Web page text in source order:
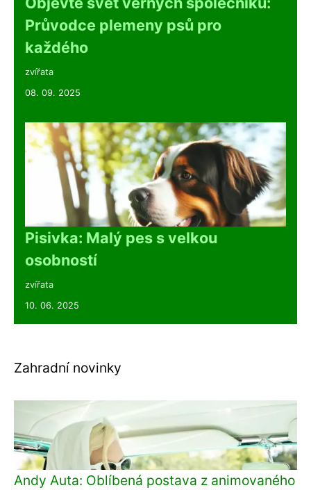
Průvodce plemeny psů pro
každého
zvířata
08. 09. 2025
Pisivka: Malý pes s velkou
osobností
zvířata
10. 06. 2025
Zahradní novinky
Andy Auta: Oblíbená postava z animovaného